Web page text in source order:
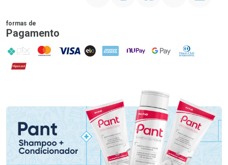
formas de
Pagamento
PIX MasterCard
VISA ELO AMEX NuPay Google PayDiners Club
Hipercard
Promoção em Destaque